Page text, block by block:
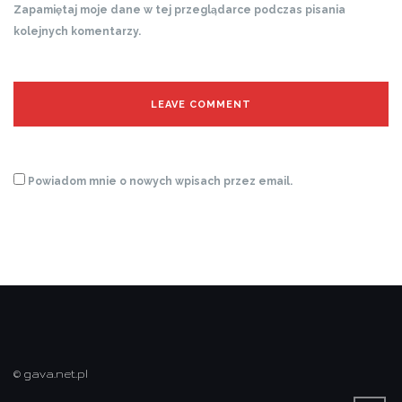
Zapamiętaj moje dane w tej przeglądarce podczas pisania
kolejnych komentarzy.
Powiadom mnie o nowych wpisach przez email.
© gava.net.pl